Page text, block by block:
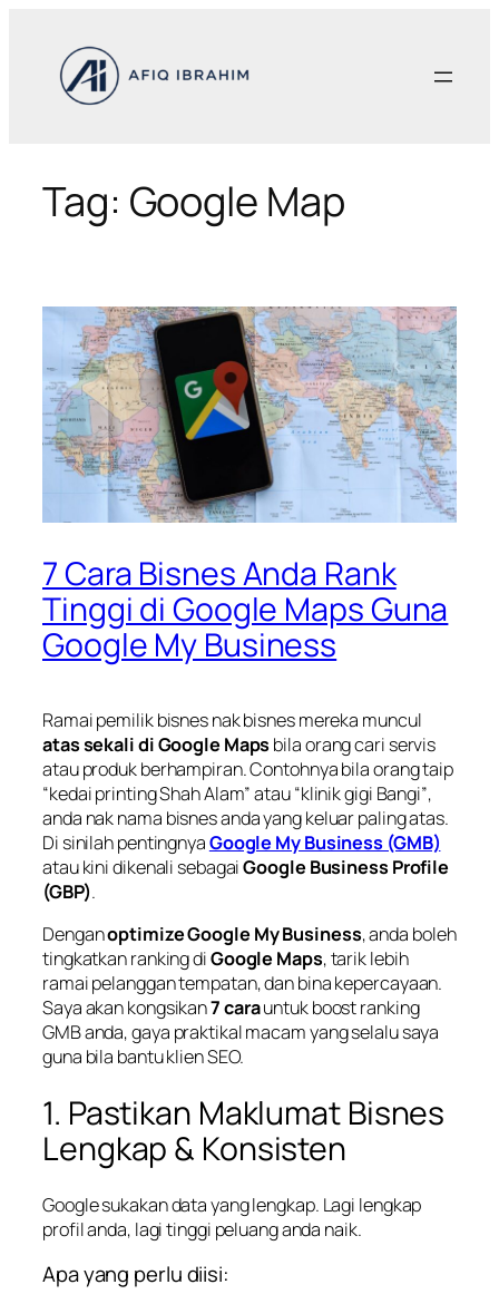
content
Tag: Google Map
7 Cara Bisnes Anda Rank
Tinggi di Google Maps Guna
Google My Business
Ramai pemilik bisnes nak bisnes mereka muncul
atas sekali di Google Mapsbila orang cari servis
atau produk berhampiran. Contohnya bila orang taip
“kedai printing Shah Alam”atau“klinik gigi Bangi”,
anda nak nama bisnes anda yang keluar paling atas.
Di sinilah pentingnyaGoogle My Business (GMB)
atau kini dikenali sebagaiGoogle Business Profile
(GBP).
Denganoptimize Google My Business, anda boleh
tingkatkan ranking diGoogle Maps, tarik lebih
ramai pelanggan tempatan, dan bina kepercayaan.
Saya akan kongsikan7 carauntuk boost ranking
GMB anda, gaya praktikal macam yang selalu saya
guna bila bantu klien SEO.
1. Pastikan Maklumat Bisnes
Lengkap & Konsisten
Google sukakan data yang lengkap. Lagi lengkap
profil anda, lagi tinggi peluang anda naik.
Apa yang perlu diisi: